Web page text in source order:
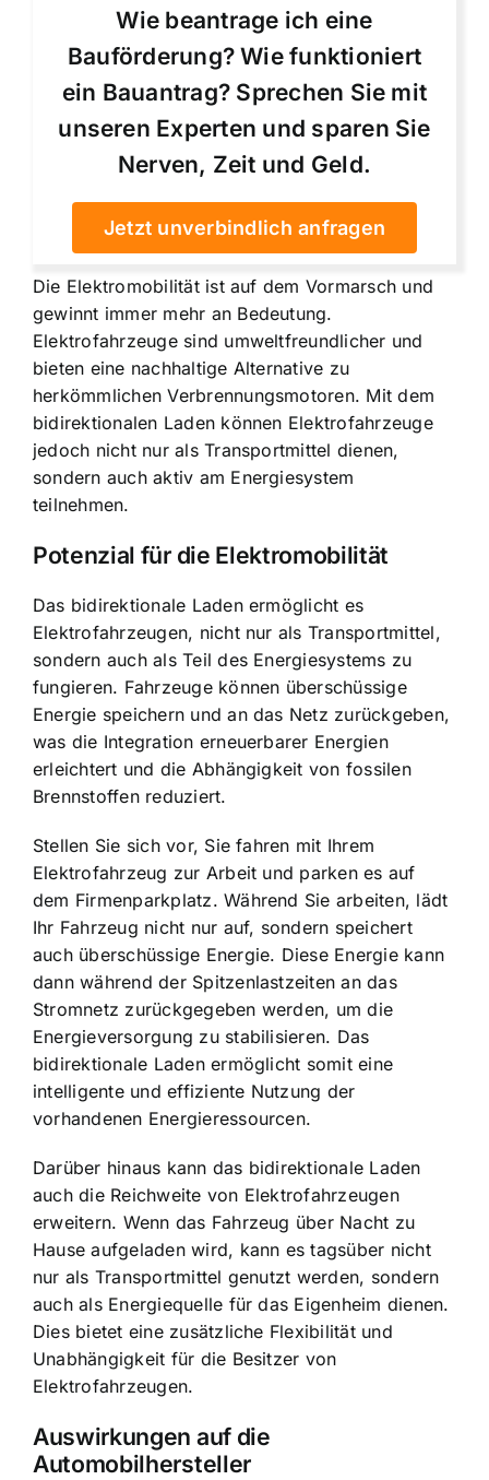
Wie beantrage ich eine
Bauförderung? Wie funktioniert
ein Bauantrag? Sprechen Sie mit
unseren Experten und sparen Sie
Nerven, Zeit und Geld.
Jetzt unverbindlich anfragen
Die Elektromobilität ist auf dem Vormarsch und
gewinnt immer mehr an Bedeutung.
Elektrofahrzeuge sind umweltfreundlicher und
bieten eine nachhaltige Alternative zu
herkömmlichen Verbrennungsmotoren. Mit dem
bidirektionalen Laden können Elektrofahrzeuge
jedoch nicht nur als Transportmittel dienen,
sondern auch aktiv am Energiesystem
teilnehmen.
Potenzial für die Elektromobilität
Das bidirektionale Laden ermöglicht es
Elektrofahrzeugen, nicht nur als Transportmittel,
sondern auch als Teil des Energiesystems zu
fungieren. Fahrzeuge können überschüssige
Energie speichern und an das Netz zurückgeben,
was die Integration erneuerbarer Energien
erleichtert und die Abhängigkeit von fossilen
Brennstoffen reduziert.
Stellen Sie sich vor, Sie fahren mit Ihrem
Elektrofahrzeug zur Arbeit und parken es auf
dem Firmenparkplatz. Während Sie arbeiten, lädt
Ihr Fahrzeug nicht nur auf, sondern speichert
auch überschüssige Energie. Diese Energie kann
dann während der Spitzenlastzeiten an das
Stromnetz zurückgegeben werden, um die
Energieversorgung zu stabilisieren. Das
bidirektionale Laden ermöglicht somit eine
intelligente und effiziente Nutzung der
vorhandenen Energieressourcen.
Darüber hinaus kann das bidirektionale Laden
auch die Reichweite von Elektrofahrzeugen
erweitern. Wenn das Fahrzeug über Nacht zu
Hause aufgeladen wird, kann es tagsüber nicht
nur als Transportmittel genutzt werden, sondern
auch als Energiequelle für das Eigenheim dienen.
Dies bietet eine zusätzliche Flexibilität und
Unabhängigkeit für die Besitzer von
Elektrofahrzeugen.
Auswirkungen auf die
Automobilhersteller